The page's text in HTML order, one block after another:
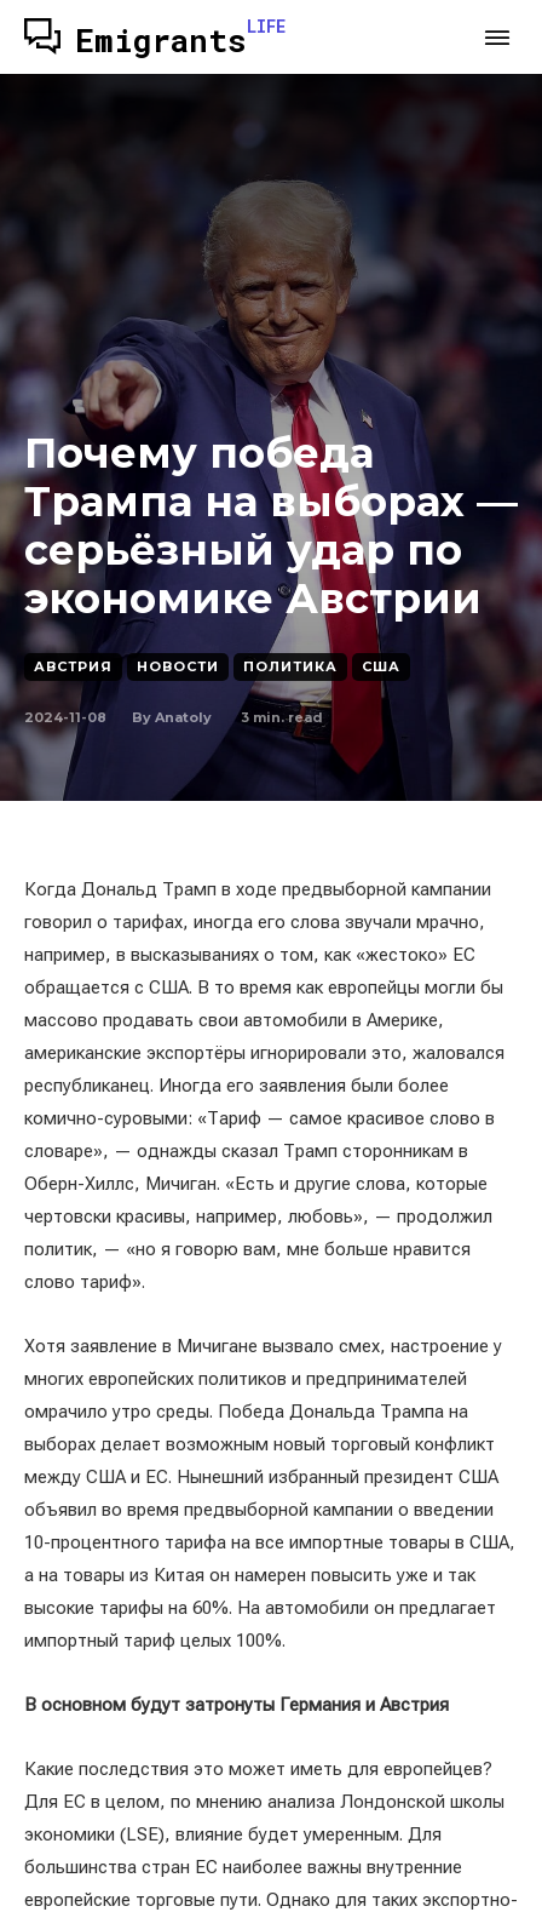
EmigrantsLIFE
Почему победа
Трампа на выборах —
серьёзный удар по
экономике Австрии
АВСТРИЯ НОВОСТИ ПОЛИТИКА США
2024-11-08 By Anatoly 3 min. read
Когда Дональд Трамп в ходе предвыборной кампании
говорил о тарифах, иногда его слова звучали мрачно,
например, в высказываниях о том, как «жестоко» ЕС
обращается с США. В то время как европейцы могли бы
массово продавать свои автомобили в Америке,
американские экспортёры игнорировали это, жаловался
республиканец. Иногда его заявления были более
комично-суровыми: «Тариф — самое красивое слово в
словаре», — однажды сказал Трамп сторонникам в
Оберн-Хиллс, Мичиган. «Есть и другие слова, которые
чертовски красивы, например, любовь», — продолжил
политик, — «но я говорю вам, мне больше нравится
слово тариф».
Хотя заявление в Мичигане вызвало смех, настроение у
многих европейских политиков и предпринимателей
омрачило утро среды. Победа Дональда Трампа на
выборах делает возможным новый торговый конфликт
между США и ЕС. Нынешний избранный президент США
объявил во время предвыборной кампании о введении
10-процентного тарифа на все импортные товары в США,
а на товары из Китая он намерен повысить уже и так
высокие тарифы на 60%. На автомобили он предлагает
импортный тариф целых 100%.
В основном будут затронуты Германия и Австрия
Какие последствия это может иметь для европейцев?
Для ЕС в целом, по мнению анализа Лондонской школы
экономики (LSE), влияние будет умеренным. Для
большинства стран ЕС наиболее важны внутренние
европейские торговые пути. Однако для таких экспортно-